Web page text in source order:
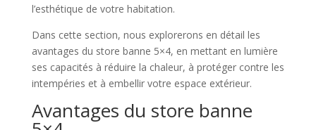
l’esthétique de votre habitation.
Dans cette section, nous explorerons en détail les
avantages du store banne 5×4, en mettant en lumière
ses capacités à réduire la chaleur, à protéger contre les
intempéries et à embellir votre espace extérieur.
Avantages du store banne